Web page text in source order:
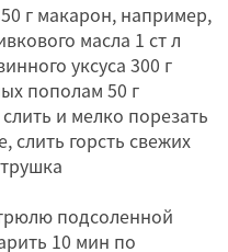
г макарон, например,
масла 1 ст л
уксуса 300 г
пополам 50 г
и мелко порезать
слить горсть свежих
подсоленной
10 мин по